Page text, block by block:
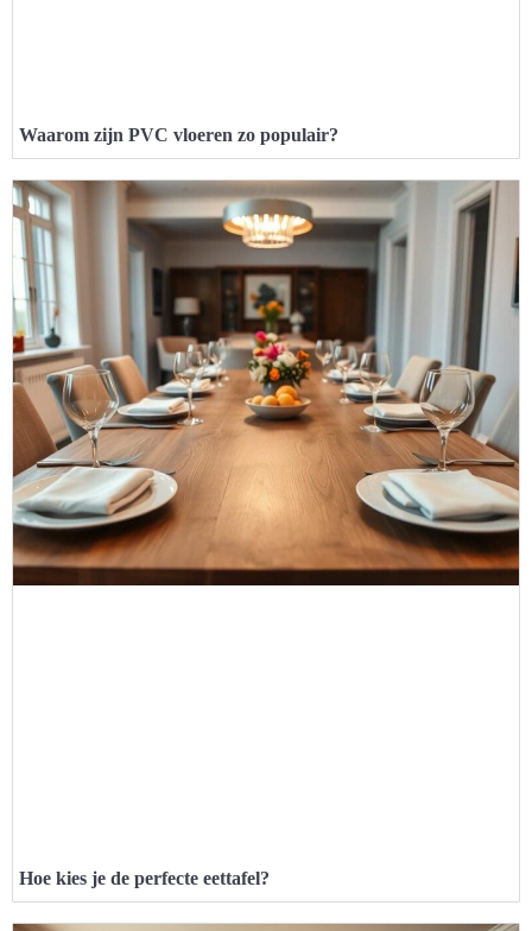
Waarom zijn PVC vloeren zo populair?
Hoe kies je de perfecte eettafel?